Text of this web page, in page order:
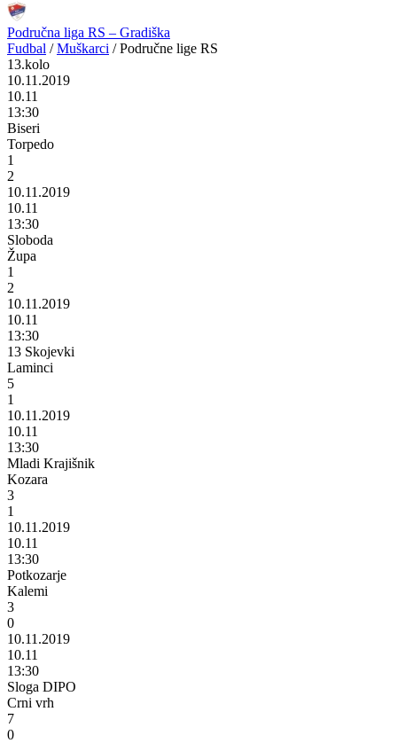
Područna liga RS – Gradiška
Fudbal / Muškarci / Područne lige RS
13.kolo
10.11.2019
10.11
13:30
Biseri
Torpedo
1
2
10.11.2019
10.11
13:30
Sloboda
Župa
1
2
10.11.2019
10.11
13:30
13 Skojevki
Laminci
5
1
10.11.2019
10.11
13:30
Mladi Krajišnik
Kozara
3
1
10.11.2019
10.11
13:30
Potkozarje
Kalemi
3
0
10.11.2019
10.11
13:30
Sloga DIPO
Crni vrh
7
0